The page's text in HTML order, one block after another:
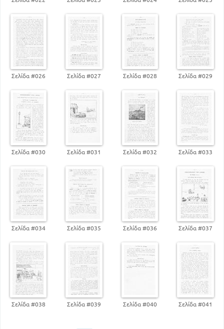
Σελίδα #026 Σελίδα #027 Σελίδα #028 Σελίδα #029
Σελίδα #030 Σελίδα #031 Σελίδα #032 Σελίδα #033
Σελίδα #034 Σελίδα #035 Σελίδα #036 Σελίδα #037
Σελίδα #038 Σελίδα #039 Σελίδα #040 Σελίδα #041